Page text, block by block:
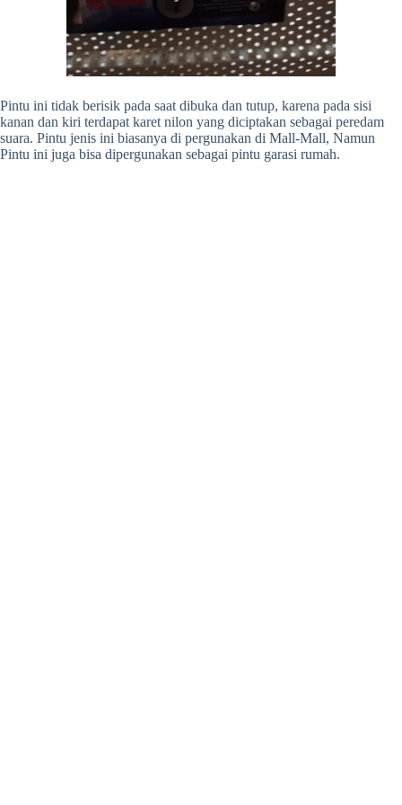
Pintu ini tidak berisik pada saat dibuka dan tutup, karena pada sisi
kanan dan kiri terdapat karet nilon yang diciptakan sebagai peredam
suara. Pintu jenis ini biasanya di pergunakan di Mall-Mall, Namun
Pintu ini juga bisa dipergunakan sebagai pintu garasi rumah.